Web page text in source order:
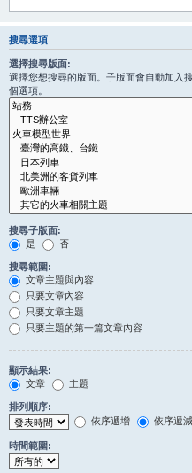
搜尋選項
選擇搜尋版面:
選擇您想搜尋的版面。子版面會自動加入
個選項。
搜尋子版面:
是
否
搜尋範圍:
文章主題與內容
只要文章內容
只要文章主題
只要主題的第一篇文章內容
顯示結果:
文章
主題
排列順序:
依序遞增
依序遞減
時間範圍: